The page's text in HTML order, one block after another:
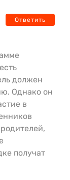
Ответить
должен
Однако он
в
получат